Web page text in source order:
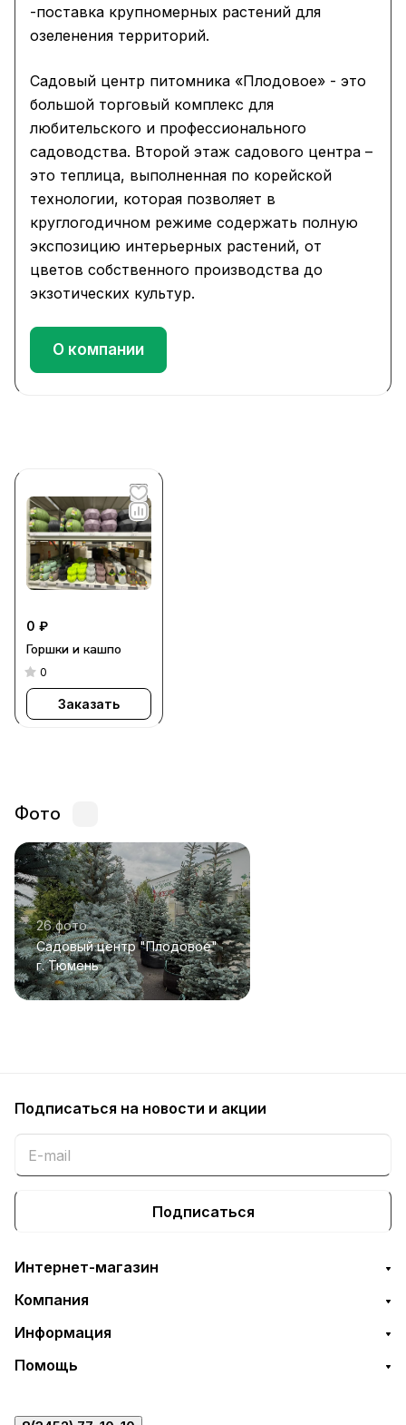
-поставка крупномерных растений для
озеленения территорий.
Садовый центр питомника «Плодовое» - это
большой торговый комплекс для
любительского и профессионального
садоводства. Второй этаж садового центра –
это теплица, выполненная по корейской
технологии, которая позволяет в
круглогодичном режиме содержать полную
экспозицию интерьерных растений, от
цветов собственного производства до
экзотических культур.
О компании
0 ₽
Горшки и кашпо
0
Заказать
Фото
26 фото
Садовый центр "Плодовое"
г. Тюмень
Подписаться на новости и акции
Подписаться
Интернет-магазин
Компания
Информация
Помощь